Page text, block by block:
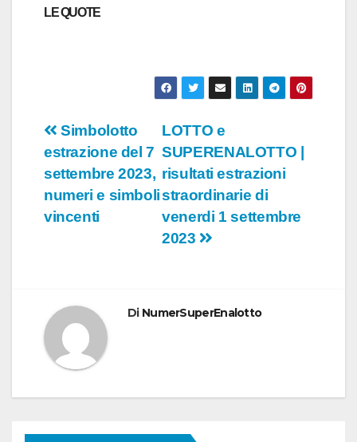
LE QUOTE
Navigazione
articoli
LOTTO e
SUPERENALOTTO |
risultati estrazioni
straordinarie di
venerdi 1 settembre
2023
Simbolotto
estrazione del 7
settembre 2023,
numeri e simboli
vincenti
Di NumerSuperEnalotto